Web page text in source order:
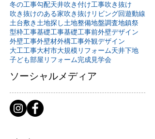
冬の工事勾配天井吹き付け工事吹き抜け
吹き抜けのある家吹き抜けリビング回遊動線
土台敷き土地探し土地整備地盤調査地鎮祭
型枠工事基礎工事基礎工事前外壁デザイン
外壁工事外壁材外構工事外観デザイン
大工工事大村市大規模リフォーム天井下地
子ども部屋リフォーム完成見学会
ソーシャルメディア